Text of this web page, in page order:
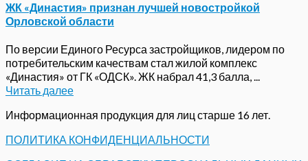
ЖК «Династия» признан лучшей новостройкой
Орловской области
По версии Единого Ресурса застройщиков, лидером по
потребительским качествам стал жилой комплекс
«Династия» от ГК «ОДСК». ЖК набрал 41,3 балла, ...
Читать далее
Информационная продукция для лиц старше 16 лет.
ПОЛИТИКА КОНФИДЕНЦИАЛЬНОСТИ